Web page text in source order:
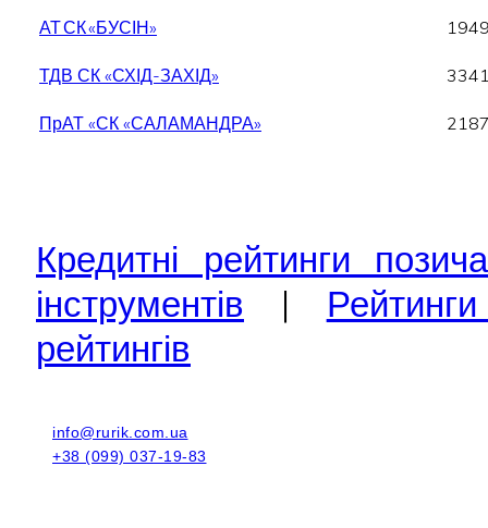
АТ СК «БУСІН»
ТДВ СК «СХІД-ЗАХІД»
ПрАТ «СК «САЛАМАНДРА»
Кредитні рейтинги
інструментів | Рейтинги
рейтингів
info@rurik.com.ua
+38 (099) 037-19-83